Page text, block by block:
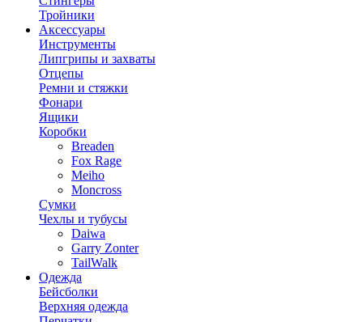
Тройники
Аксессуары
Инструменты
Липгрипы и захваты
Отцепы
Ремни и стяжки
Фонари
Ящики
Коробки
Breaden
Fox Rage
Meiho
Moncross
Сумки
Чехлы и тубусы
Daiwa
Garry Zonter
TailWalk
Одежда
Бейсболки
Верхняя одежда